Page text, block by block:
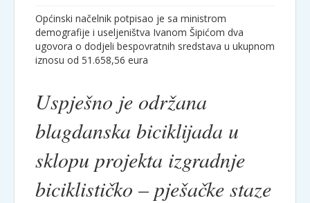
Općinski načelnik potpisao je sa ministrom
demografije i useljeništva Ivanom Šipićom dva
ugovora o dodjeli bespovratnih sredstava u ukupnom
iznosu od 51.658,56 eura
Uspješno je održana
blagdanska biciklijada u
sklopu projekta izgradnje
biciklističko – pješačke staze